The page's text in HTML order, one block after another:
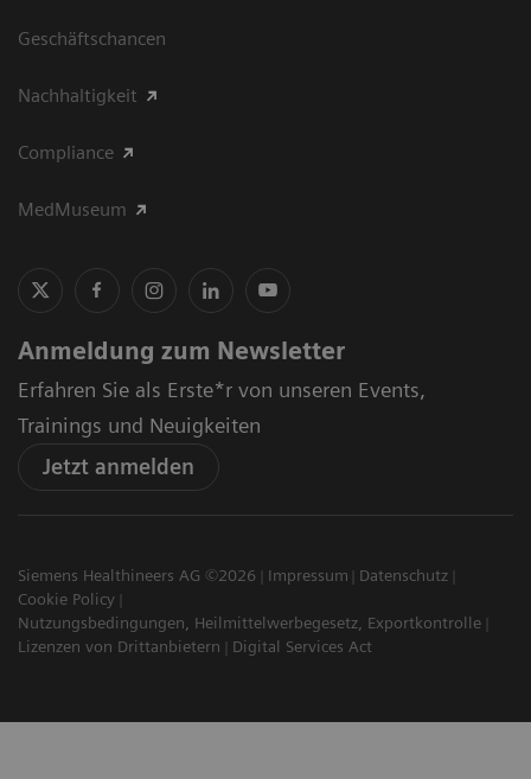
Geschäftschancen
Nachhaltigkeit
Compliance
MedMuseum
Anmeldung zum Newsletter
Erfahren Sie als Erste*r von unseren Events,
Trainings und Neuigkeiten
Jetzt anmelden
Siemens Healthineers AG ©2026 Impressum
Datenschutz
Cookie Policy
Nutzungsbedingungen, Heilmittelwerbegesetz, Exportkontrolle
Lizenzen von Drittanbietern
Digital Services Act